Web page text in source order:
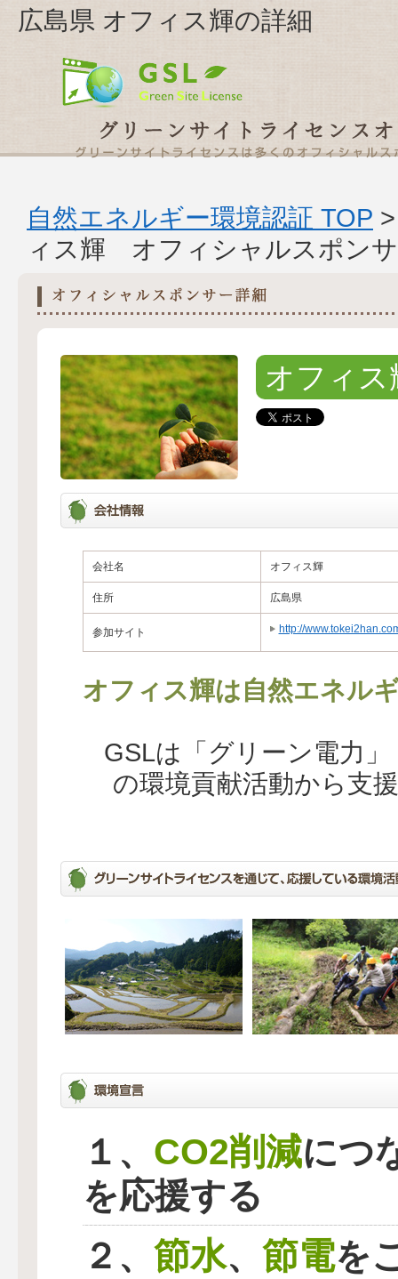
広島県 オフィス輝の詳細
自然エネルギー環境認証 TOP
ィス輝 オフィシャルスポン
オフィス
会社名 オフィス輝
住所 広島県
参加サイト http://
オフィス輝は自然エネル
GSLは「グリーン電力
の環境貢献活動から支
１、 CO2削減につ
を応援する
２、 節水、 節電を